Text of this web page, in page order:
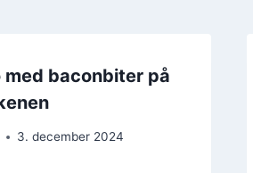
med baconbiter på
3. december 2024